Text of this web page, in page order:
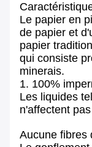
Le papier en
de papier et
papier
qui consiste
minerais.
1. 100%
Les liquides
n'affectent
Aucune fibres